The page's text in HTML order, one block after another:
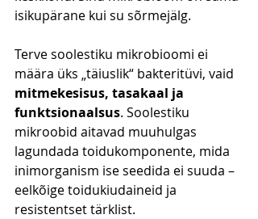
isikupärane kui su sõrmejälg.
Terve soolestiku mikrobioomi ei
määra üks „täiuslik“ bakteritüvi, vaid
mitmekesisus, tasakaal ja
funktsionaalsus. Soolestiku
mikroobid aitavad muuhulgas
lagundada toidukomponente, mida
inimorganism ise seedida ei suuda –
eelkõige toidukiudaineid ja
resistentset tärklist.